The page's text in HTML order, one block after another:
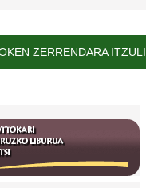
ZERRENDARA ITZULI